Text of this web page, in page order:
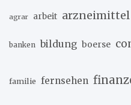
agrar arbeit arzneimittel
banken bildung boerse
familie fernsehen